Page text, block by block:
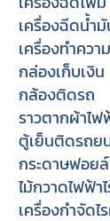
เครื่องฉีดน้ำ
เครื่องทำควา
กล่องเก็บเงิน
กล้องติดรถ
ราวตากผ้าไฟ
ตู้เย็นติดรถย
กระดาษฟอยล์
ไม้กวาดไฟฟ้า
เครื่องกำจัดไ